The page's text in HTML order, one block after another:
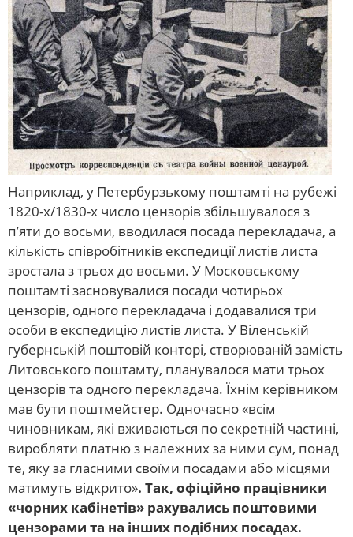
Наприклад, у Петербурзькому поштамті на рубежі
1820-х/1830-х число цензорів збільшувалося з
п’яти до восьми, вводилася посада перекладача, а
кількість співробітників експедиції листів листа
зростала з трьох до восьми. У Московському
поштамті засновувалися посади чотирьох
цензорів, одного перекладача і додавалися три
особи в експедицію листів листа. У Віленській
губернській поштовій конторі, створюваній замість
Литовського поштамту, планувалося мати трьох
цензорів та одного перекладача. Їхнім керівником
мав бути поштмейстер. Одночасно «всім
чиновникам, які вживаються по секретній частині,
виробляти платню з належних за ними сум, понад
те, яку за гласними своїми посадами або місцями
матимуть відкрито». Так, офіційно працівники
«чорних кабінетів» рахувались поштовими
цензорами та на інших подібних посадах.